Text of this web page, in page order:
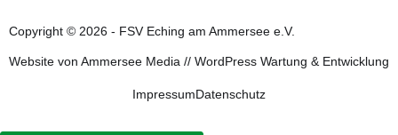
Copyright © 2026 - FSV Eching am Ammersee e.V.
Website von Ammersee Media // WordPress Wartung & Entwicklung
ImpressumDatenschutz